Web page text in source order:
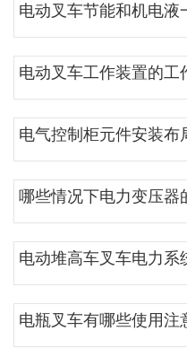
电动叉车节能和机电液
电动叉车工作装置的工
电气控制柜元件安装布
哪些情况下电力变压器
电动堆高车叉车电力系
电瓶叉车有哪些使用注